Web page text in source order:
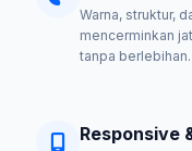
Warna, struktur,
mencerminkan
tanpa berlebihan.
Responsive